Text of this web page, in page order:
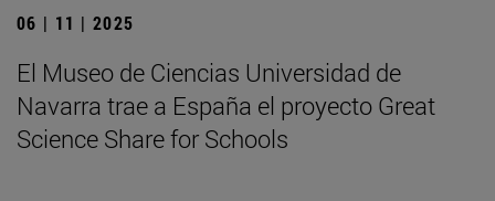
06 | 11 | 2025
El Museo de Ciencias Universidad de
Navarra trae a España el proyecto Great
Science Share for Schools